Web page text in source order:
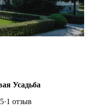
Усадьба
5·1 отзыв